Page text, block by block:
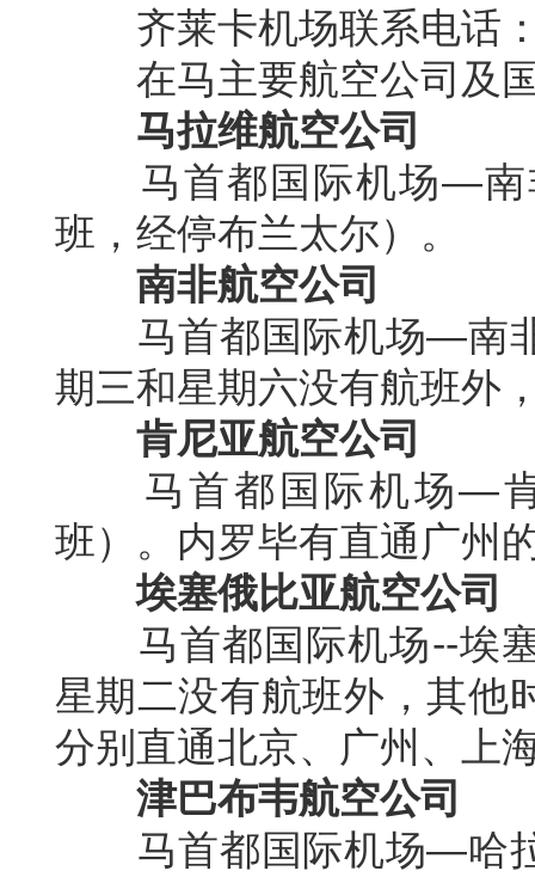
齐莱卡机场联系电话
在马主要航空公司及
马拉维航空公司
马首都国际机场—
班，经停布兰太尔）。
南非航空公司
马首都国际机场—南
期三和星期六没有航班外
肯尼亚航空公司
马首都国际机场—
班）。内罗毕有直通广州
埃塞俄比亚航空公司
马首都国际机场--埃
星期二没有航班外，其他
分别直通北京、广州、上
津巴布韦航空公司
马首都国际机场—哈